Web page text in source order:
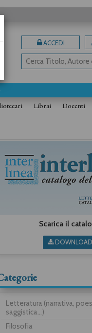
ACCEDI
Librai Docenti
Scarica il
DOWNLOAD
Letteratura (narrativa,
saggistica...)
Filosofia